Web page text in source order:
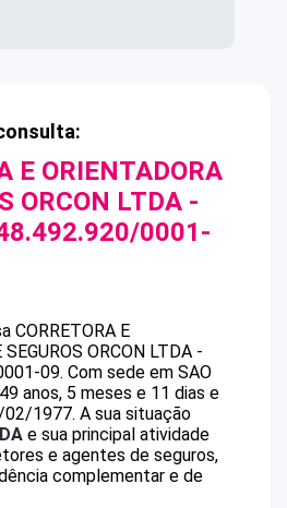
E ORIENTADORA
ORCON LTDA -
0001-
CORRETORA E
ORCON LTDA -
09. Com sede em SAO
anos, 5 meses e 11 dias e
02/1977. A sua situação
e sua principal atividade
e agentes de seguros,
complementar e de